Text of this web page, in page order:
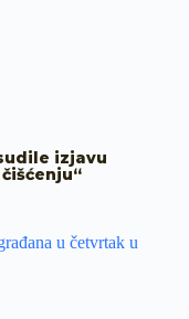
izjavu